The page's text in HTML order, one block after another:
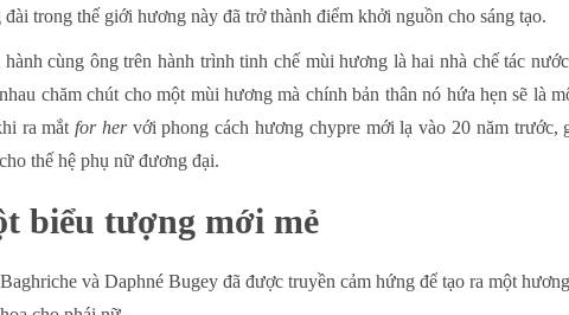
đài trong thế giới hương này đã trở thành điểm khởi nguồn cho sáng tạo.
cùng ông trên hành trình tinh chế mùi hương là hai nhà chế tác
chăm chút cho một mùi hương mà chính bản thân nó hứa hẹn sẽ là
ra mắt for hervới phong cách hương chypre mới lạ vào 20 năm trước,
thế hệ phụ nữ đương đại.
biểu tượng mới mẻ
và Daphné Bugey đã được truyền cảm hứng để tạo ra một